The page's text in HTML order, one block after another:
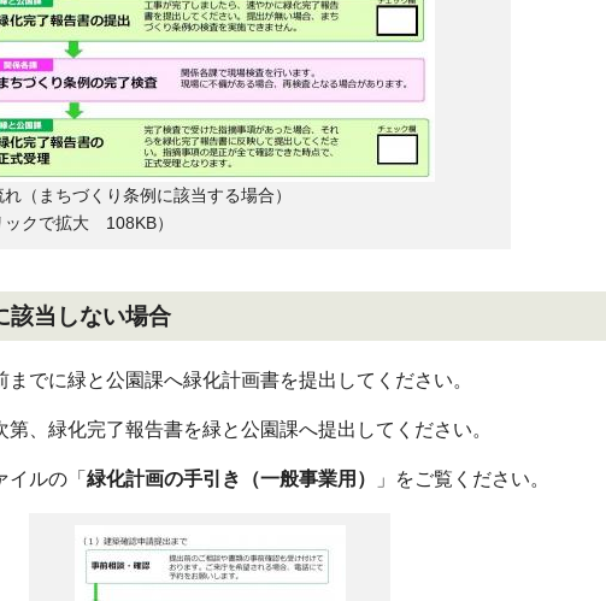
（まちづくり条例に該当する場合）
ックで拡大 108KB）
該当しない場合
でに緑と公園課へ緑化計画書を提出してください。
第、緑化完了報告書を緑と公園課へ提出してください。
ルの「 緑化計画の手引き（一般事業用） 」をご覧ください。